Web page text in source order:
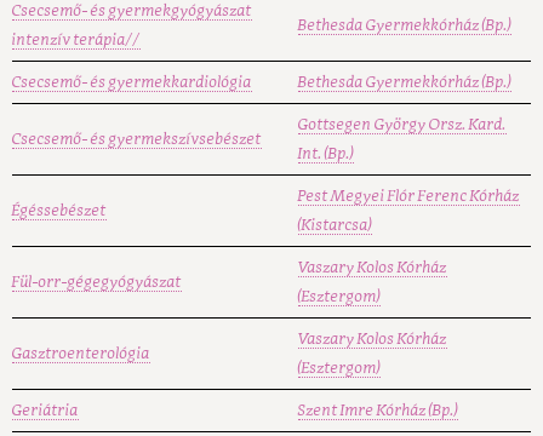
Csecsemő- és gyermekgyógyászat
intenzív terápia//
Bethesda Gyermekkórház (Bp.)
Csecsemő- és gyermekkardiológia Bethesda Gyermekkórház (Bp.)
Csecsemő- és gyermekszívsebészet
Gottsegen György Orsz. Kard.
Int. (Bp.)
Égéssebészet
Pest Megyei Flór Ferenc Kórház
(Kistarcsa)
Fül-orr-gégegyógyászat
Vaszary Kolos Kórház
(Esztergom)
Gasztroenterológia
Vaszary Kolos Kórház
(Esztergom)
Geriátria Szent Imre Kórház (Bp.)